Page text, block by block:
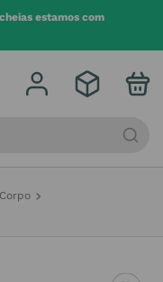
estamos com
Corpo